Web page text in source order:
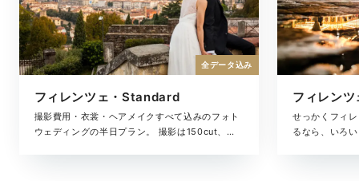
フィレンツェ・Standard
撮影費用・衣裳・ヘアメイクすべて込みのフォト
ウェディングの半日プラン。 撮影は150cut、お
全データ込み
フィレン
せっかくフィ
るなら、いろ